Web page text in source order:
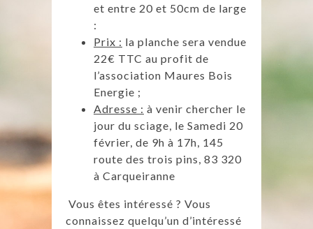
et entre 20 et 50cm de large
:
Prix : la planche sera vendue
22€ TTC au profit de
l’association Maures Bois
Energie ;
Adresse : à venir chercher le
jour du sciage, le Samedi 20
février, de 9h à 17h, 145
route des trois pins, 83 320
à Carqueiranne
Vous êtes intéressé ? Vous
connaissez quelqu’un d’intéressé